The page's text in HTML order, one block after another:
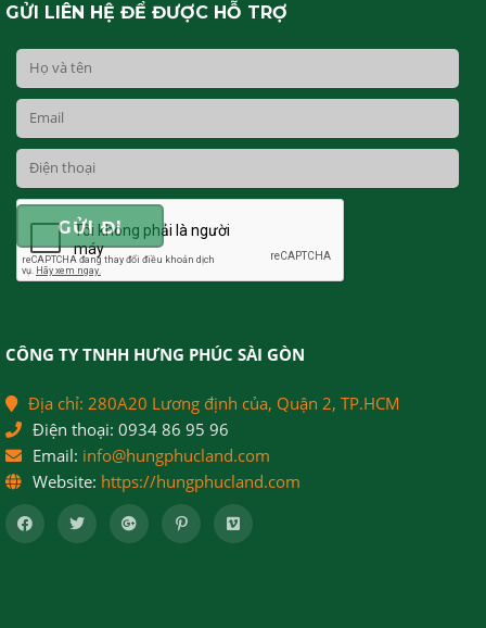
GỬI LIÊN HỆ ĐỂ ĐƯỢC HỖ TRỢ
CÔNG TY TNHH HƯNG PHÚC SÀI GÒN
Địa chỉ: 280A20 Lương định của, Quận 2, TP.HCM
Điện thoại: 0934 86 95 96
Email: info@hungphucland.com
Website: https://hungphucland.com